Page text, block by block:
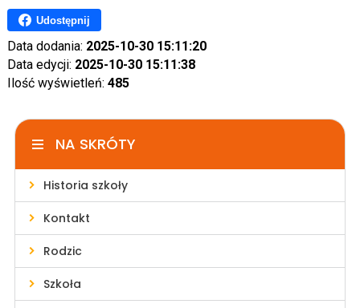
Udostępnij
Data dodania: 2025-10-30 15:11:20
Data edycji: 2025-10-30 15:11:38
Ilość wyświetleń: 485
NA SKRÓTY
Historia szkoły
Kontakt
Rodzic
Szkoła